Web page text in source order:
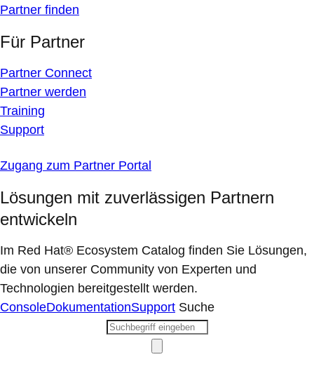
Partner finden
Für Partner
Partner Connect
Partner werden
Training
Support
Zugang zum Partner Portal
Lösungen mit zuverlässigen Partnern
entwickeln
Im Red Hat® Ecosystem Catalog finden Sie Lösungen,
die von unserer Community von Experten und
Technologien bereitgestellt werden.
ConsoleDokumentationSupport Suche